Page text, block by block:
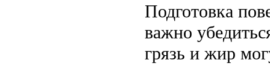
Подготовка
важно
грязь и жир